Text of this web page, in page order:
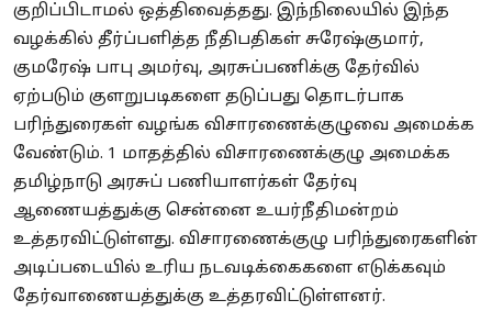
குறிப்பிடாமல் ஒத்திவைத்தது. இந்நிலையில் இந்த
வழக்கில் தீர்ப்பளித்த நீதிபதிகள் சுரேஷ்குமார்,
குமரேஷ் பாபு அமர்வு, அரசுப்பணிக்கு தேர்வில்
ஏற்படும் குளறுபடிகளை தடுப்பது தொடர்பாக
பரிந்துரைகள் வழங்க விசாரணைக்குழுவை அமைக்க
வேண்டும். 1 மாதத்தில் விசாரணைக்குழு அமைக்க
தமிழ்நாடு அரசுப் பணியாளர்கள் தேர்வு
ஆணையத்துக்கு சென்னை உயர்நீதிமன்றம்
உத்தரவிட்டுள்ளது. விசாரணைக்குழு பரிந்துரைகளின்
அடிப்படையில் உரிய நடவடிக்கைகளை எடுக்கவும்
தேர்வாணையத்துக்கு உத்தரவிட்டுள்ளனர்.